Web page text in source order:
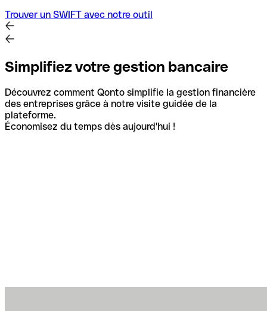
Trouver un SWIFT avec notre outil
Simplifiez votre gestion bancaire
Découvrez comment Qonto simplifie la gestion financière
des entreprises grâce à notre visite guidée de la
plateforme.
Économisez du temps dès aujourd'hui !